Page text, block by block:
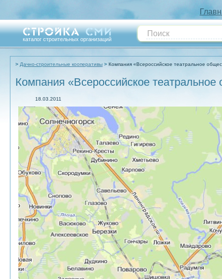
каталог строительных организаций
Дачно-строительные кооперативы Компания «Всероссийское театральное
Компания «Всероссийское театральное
18.03.2011